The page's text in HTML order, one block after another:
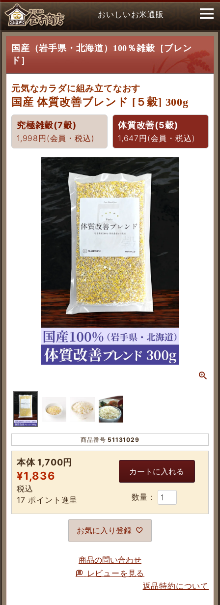
おいしいお米通販
国産（岩手県・北海道）100％雑穀［ブレン
ド］
元気なカラダに組み立てなおす
国産 体質改善ブレンド [５穀] 300g
究極雑穀(7穀)
1,998円(会員・税込)
体質改善(5穀)
1,647円(会員・税込)
商品番号 51131029
本体 1,700円
¥1,836
税込
17 ポイント進呈
カートに入れる
お気に入り登録
商品の問い合わせ
レビューを見る
返品特約について